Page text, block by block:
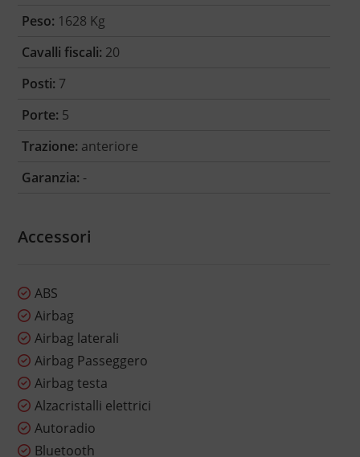
Peso: 1628 Kg
Cavalli fiscali: 20
Posti: 7
Porte: 5
Trazione: anteriore
Garanzia: -
Accessori
ABS
Airbag
Airbag laterali
Airbag Passeggero
Airbag testa
Alzacristalli elettrici
Autoradio
Bluetooth